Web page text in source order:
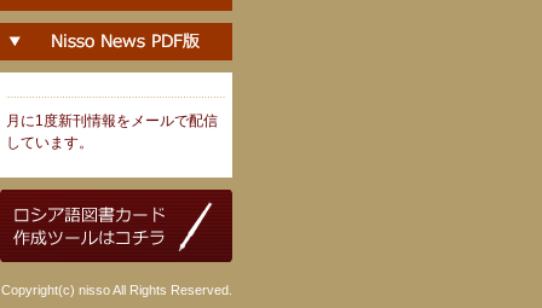
月に1度新刊情報をメールで配信
しています。
Copyright(c) nisso All Rights Reserved.